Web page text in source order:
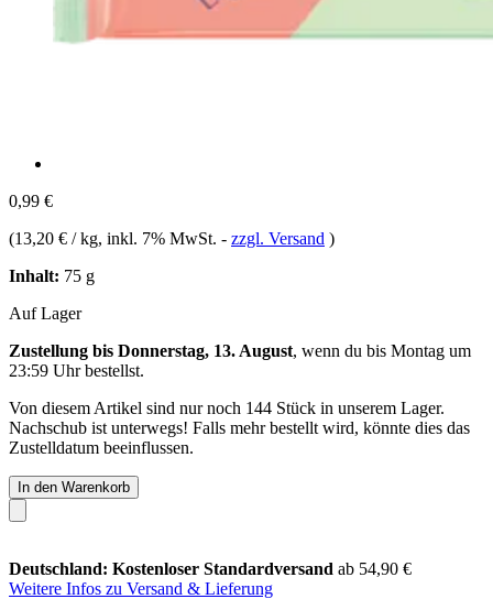
0,99 €
(13,20 € / kg, inkl. 7% MwSt. - zzgl. Versand )
Inhalt: 75 g
Auf Lager
Zustellung bis Donnerstag, 13. August, wenn du bis Montag um
23:59 Uhrbestellst.
Von diesem Artikel sind nur noch 144 Stück in unserem Lager.
Nachschub ist unterwegs! Falls mehr bestellt wird, könnte dies das
Zustelldatum beeinflussen.
In den Warenkorb
Deutschland: Kostenloser Standardversand ab 54,90 €
Weitere Infos zu Versand & Lieferung